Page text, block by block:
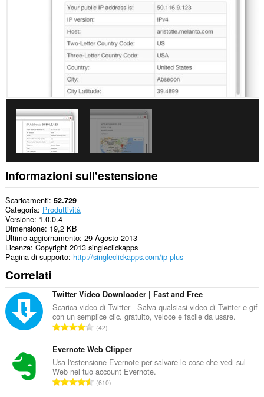
Informazioni sull'estensione
Scaricamenti 52.729
Categoria Produttività
Versione 1.0.0.4
Dimensione 19,2 KB
Ultimo aggiornamento 29 Agosto 2013
Licenza Copyright 2013 singleclickapps
Pagina di supporto http://singleclickapps.com/ip-plus
Correlati
Twitter Video Downloader | Fast and Free
Scarica video di Twitter - Salva qualsiasi video di Twitter e gif
con un semplice clic. gratuito, veloce e facile da usare.
N
m
e
r
o
42
Evernote Web Clipper
Usa l'estensione Evernote per salvare le cose che vedi sul
Web nel tuo account Evernote.
N610